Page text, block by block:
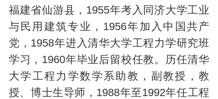
福建省仙游县，1955年考入同济大学工业
与民用建筑专业，1956年加入中国共产
党，1958年进入清华大学工程力学研究班
学习，1960年毕业后留校任教。历任清华
大学工程力学数学系助教，副教授，教
授、博士生导师，1988年至1992年任工程